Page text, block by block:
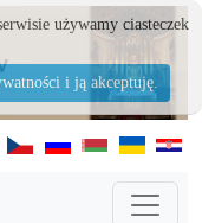
używamy ciasteczek
i ją akceptuję.